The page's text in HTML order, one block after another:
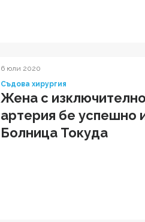
6 юли 2020
Съдова хирургия
Жена с
артерия бе успешно
Болница Токуда